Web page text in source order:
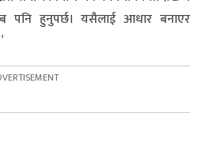
पनि हुनुपर्छ। यसैलाई आधार बनाएर